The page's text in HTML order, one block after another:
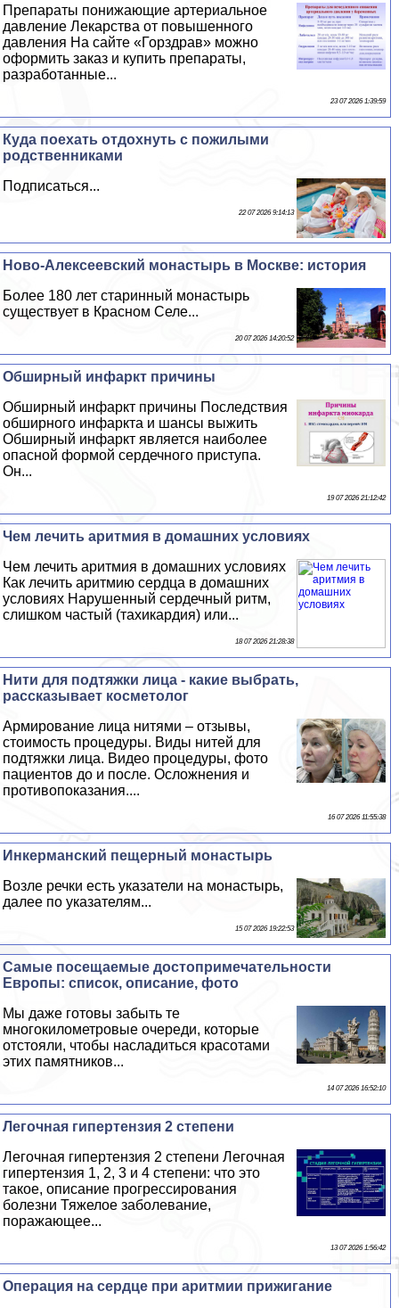
Препараты понижающие артериальное
давление Лекарства от повышенного
давления На сайте «Горздрав» можно
оформить заказ и купить препараты,
разработанные...
23 07 2026 1:39:59
Куда поехать отдохнуть с пожилыми
родственниками
Подписаться...
22 07 2026 9:14:13
Ново-Алексеевский монастырь в Москве: история
Более 180 лет старинный монастырь
существует в Красном Селе...
20 07 2026 14:20:52
Обширный инфаркт причины
Обширный инфаркт причины Последствия
обширного инфаркта и шансы выжить
Обширный инфаркт является наиболее
опасной формой сердечного приступа.
Он...
19 07 2026 21:12:42
Чем лечить аритмия в домашних условиях
Чем лечить аритмия в домашних условиях
Как лечить аритмию сердца в домашних
условиях Нарушенный сердечный ритм,
слишком частый (тахикардия) или...
18 07 2026 21:28:38
Нити для подтяжки лица - какие выбрать,
рассказывает косметолог
Армирование лица нитями – отзывы,
стоимость процедуры. Виды нитей для
подтяжки лица. Видео процедуры, фото
пациентов до и после. Осложнения и
противопоказания....
16 07 2026 11:55:38
Инкерманский пещерный монастырь
Возле речки есть указатели на монастырь,
далее по указателям...
15 07 2026 19:22:53
Самые посещаемые достопримечательности
Европы: список, описание, фото
Мы даже готовы забыть те
многокилометровые очереди, которые
отстояли, чтобы насладиться красотами
этих памятников...
14 07 2026 16:52:10
Легочная гипертензия 2 степени
Легочная гипертензия 2 степени Легочная
гипертензия 1, 2, 3 и 4 степени: что это
такое, описание прогрессирования
болезни Тяжелое заболевание,
поражающее...
13 07 2026 1:56:42
Операция на сердце при аритмии прижигание